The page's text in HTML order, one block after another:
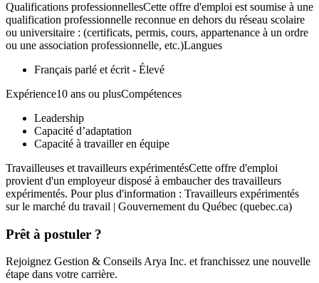
Qualifications professionnellesCette offre d'emploi est soumise à une
qualification professionnelle reconnue en dehors du réseau scolaire
ou universitaire : (certificats, permis, cours, appartenance à un ordre
ou une association professionnelle, etc.)Langues
Français parlé et écrit - Élevé
Expérience10 ans ou plusCompétences
Leadership
Capacité d’adaptation
Capacité à travailler en équipe
Travailleuses et travailleurs expérimentésCette offre d'emploi
provient d'un employeur disposé à embaucher des travailleurs
expérimentés. Pour plus d'information : Travailleurs expérimentés
sur le marché du travail | Gouvernement du Québec (quebec.ca)
Prêt à postuler ?
Rejoignez Gestion & Conseils Arya Inc. et franchissez une nouvelle
étape dans votre carrière.